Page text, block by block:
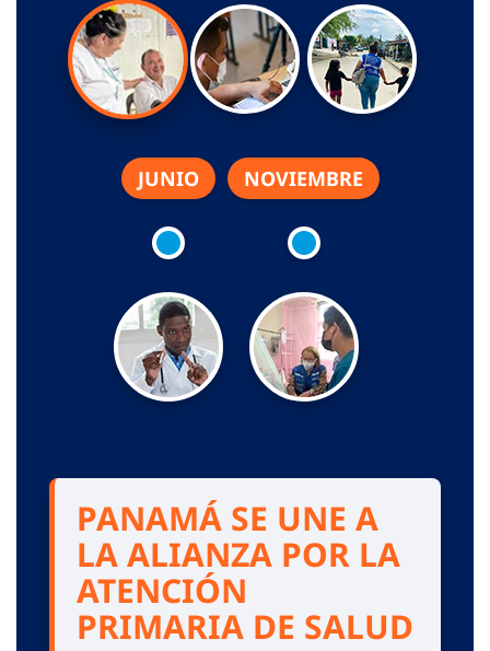
JUNIO NOVIEMBRE
PANAMÁ SE UNE A
LA ALIANZA POR LA
ATENCIÓN
PRIMARIA DE SALUD